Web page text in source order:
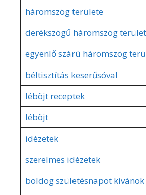
háromszög területe
derékszögű háromszög
egyenlő szárú háromszög
béltisztítás keserűsóval
léböjt receptek
léböjt
idézetek
szerelmes idézetek
boldog születésnapot kívánok